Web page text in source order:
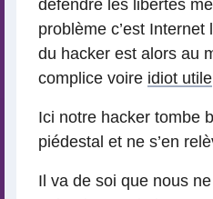
défendre les libertés
problème c’est
du hacker est alors au
complice voire idiot utile
Ici notre hacker tombe
piédestal et ne s’en
Il va de soi que nous